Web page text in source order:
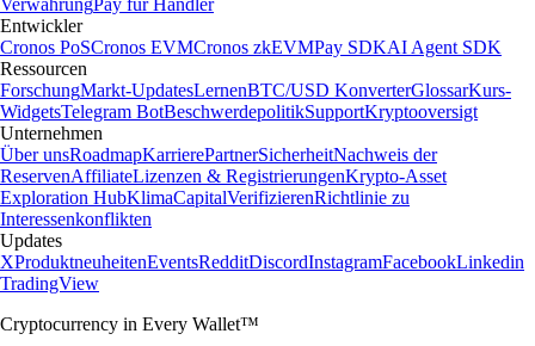
VerwahrungPay für Händler
Entwickler
Cronos PoSCronos EVMCronos zkEVMPay SDKAI Agent SDK
Ressourcen
ForschungMarkt-UpdatesLernenBTC/USD KonverterGlossarKurs-
WidgetsTelegram BotBeschwerdepolitikSupportKryptooversigt
Unternehmen
Über unsRoadmapKarrierePartnerSicherheitNachweis der
ReservenAffiliateLizenzen & RegistrierungenKrypto-Asset
Exploration HubKlimaCapitalVerifizierenRichtlinie zu
Interessenkonflikten
Updates
XProduktneuheitenEventsRedditDiscordInstagramFacebookLinkedin
TradingView
Cryptocurrency in Every Wallet™